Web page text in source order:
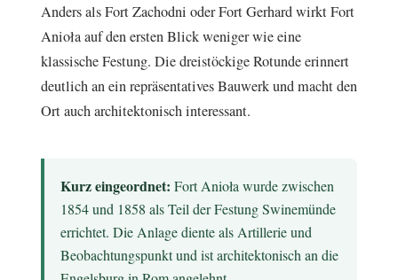
Anders als Fort Zachodni oder Fort Gerhard wirkt Fort
Anioła auf den ersten Blick weniger wie eine
klassische Festung. Die dreistöckige Rotunde erinnert
deutlich an ein repräsentatives Bauwerk und macht den
Ort auch architektonisch interessant.
Kurz eingeordnet: Fort Anioła wurde zwischen
1854 und 1858 als Teil der Festung Swinemünde
errichtet. Die Anlage diente als Artillerie und
Beobachtungspunkt und ist architektonisch an die